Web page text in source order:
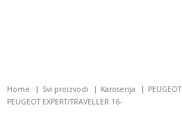
Home Svi proizvodi Karoserija
PEUGEOT
PEUGEOT EXPERT/TRAVELLER 16-